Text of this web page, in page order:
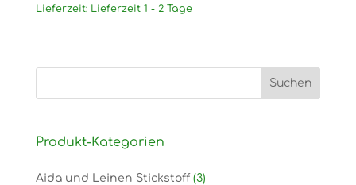
Lieferzeit: Lieferzeit 1 - 2 Tage
Produkt-Kategorien
Aida und Leinen Stickstoff (3)